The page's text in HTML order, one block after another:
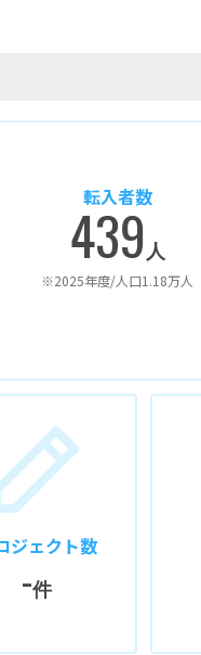
転入者数
439人
※2025年度/人口1.18万人
ジェクト数
-件